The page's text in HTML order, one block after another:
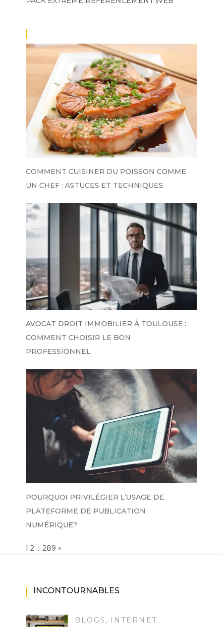
COMMENT CUISINER DU POISSON COMME
UN CHEF : ASTUCES ET TECHNIQUES
AVOCAT DROIT IMMOBILIER À TOULOUSE :
COMMENT CHOISIR LE BON
PROFESSIONNEL
POURQUOI PRIVILÉGIER L’USAGE DE
PLATEFORME DE PUBLICATION
NUMÉRIQUE?
Page:
1 2 … 289 NEXT
»
INCONTOURNABLES
BLOGS ,
INTERNET